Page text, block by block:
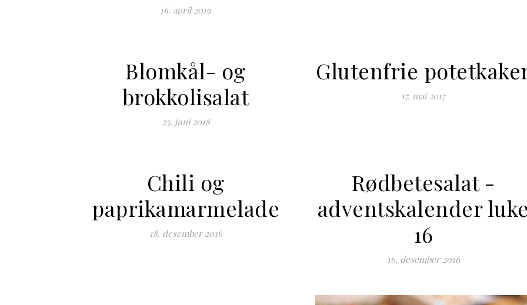
16. april 2019
Blomkål- og
brokkolisalat
23. juni 2018
Glutenfrie
17. mai 2017
Chili og
paprikamarmelade
18. desember 2016
Rødbetesalat -
adventskalender
16
16. desember 2016